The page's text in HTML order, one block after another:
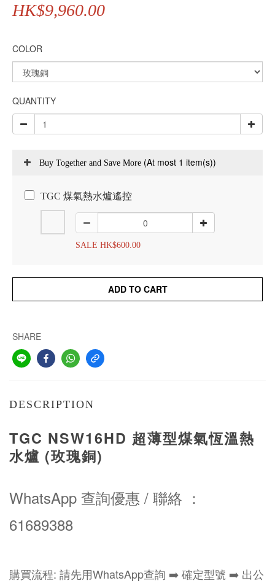
HK$9,960.00
COLOR
QUANTITY
Buy Together and Save More (At most 1 item(s))
TGC 煤氣熱水爐遙控
SALE HK$600.00
ADD TO CART
SHARE
DESCRIPTION
TGC NSW16HD 超薄型煤氣恆溫熱
水爐 (玫瑰銅)
WhatsApp 查詢優惠 / 聯絡 ：
61689388
購買流程: 請先用WhatsApp查詢 ➡️ 確定型號 ➡️ 出公